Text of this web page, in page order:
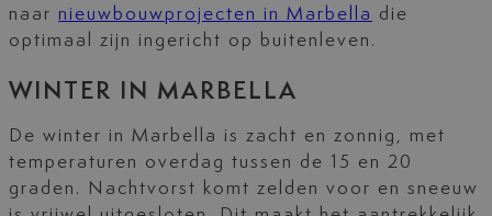
naar nieuwbouwprojecten in Marbella die
optimaal zijn ingericht op buitenleven.
WINTER IN MARBELLA
De winter in Marbella is zacht en zonnig, met
temperaturen overdag tussen de 15 en 20
graden. Nachtvorst komt zelden voor en sneeuw